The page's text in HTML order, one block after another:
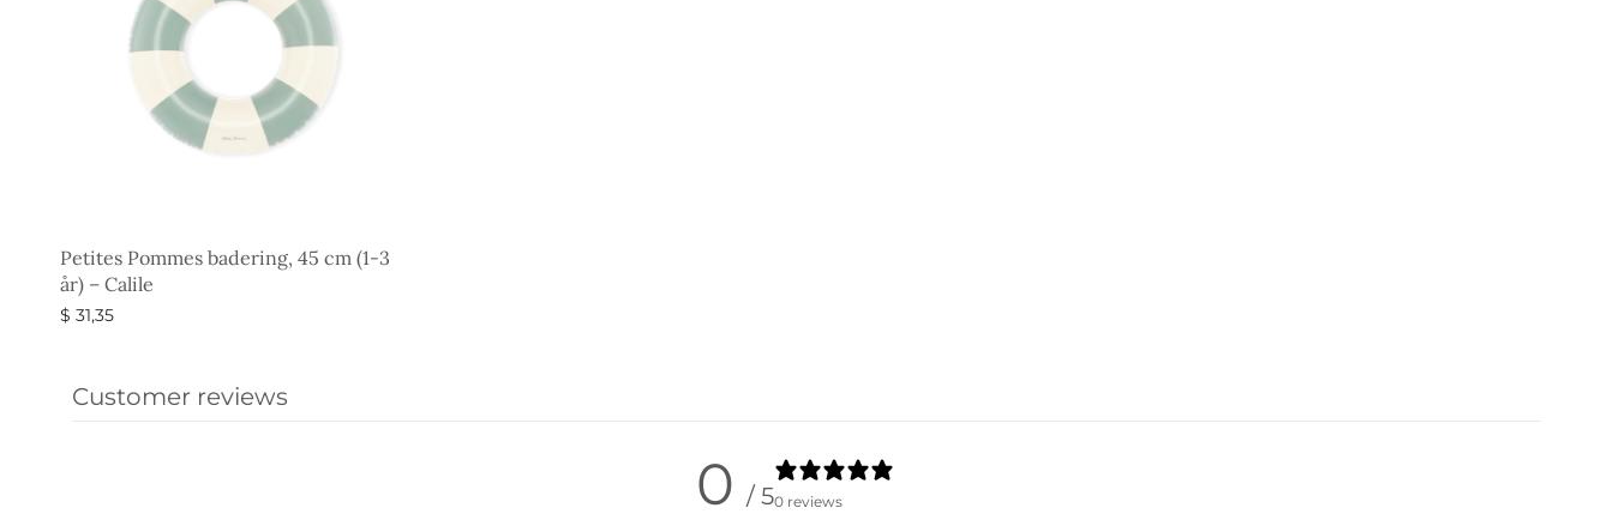
Petites Pommes badering, 45 cm (1-3
år) – Calile
$ 31,35
Customer reviews
0 / 50 reviews